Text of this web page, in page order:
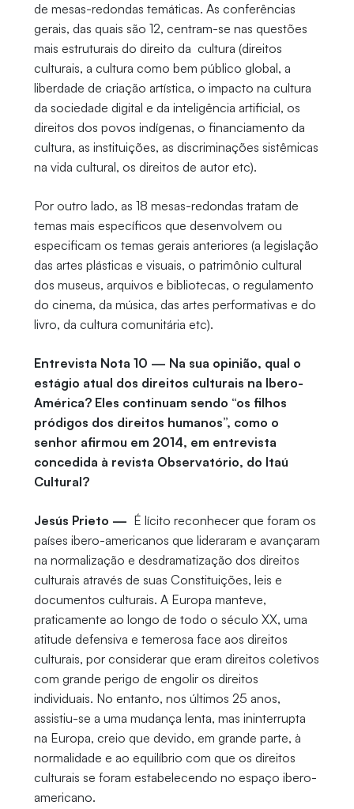
de mesas-redondas temáticas. As conferências
gerais, das quais são 12, centram-se nas questões
mais estruturais do direito da cultura (direitos
culturais, a cultura como bem público global, a
liberdade de criação artística, o impacto na cultura
da sociedade digital e da inteligência artificial, os
direitos dos povos indígenas, o financiamento da
cultura, as instituições, as discriminações sistêmicas
na vida cultural, os direitos de autor etc).
Por outro lado, as 18 mesas-redondas tratam de
temas mais específicos que desenvolvem ou
especificam os temas gerais anteriores (a legislação
das artes plásticas e visuais, o patrimônio cultural
dos museus, arquivos e bibliotecas, o regulamento
do cinema, da música, das artes performativas e do
livro, da cultura comunitária etc).
Entrevista Nota 10 — Na sua opinião, qual o
estágio atual dos direitos culturais na Ibero-
América? Eles continuam sendo “os filhos
pródigos dos direitos humanos”, como o
senhor afirmou em 2014, em entrevista
concedida à revista Observatório, do Itaú
Cultural?
Jesús Prieto — É lícito reconhecer que foram os
países ibero-americanos que lideraram e avançaram
na normalização e desdramatização dos direitos
culturais através de suas Constituições, leis e
documentos culturais. A Europa manteve,
praticamente ao longo de todo o século XX, uma
atitude defensiva e temerosa face aos direitos
culturais, por considerar que eram direitos coletivos
com grande perigo de engolir os direitos
individuais. No entanto, nos últimos 25 anos,
assistiu-se a uma mudança lenta, mas ininterrupta
na Europa, creio que devido, em grande parte, à
normalidade e ao equilíbrio com que os direitos
culturais se foram estabelecendo no espaço ibero-
americano.